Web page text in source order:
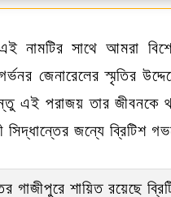
নামটির সাথে আমরা
জেনারেলের স্মৃতির
এই পরাজয় তার জীবনকে
জন্যে ব্রিটিশ